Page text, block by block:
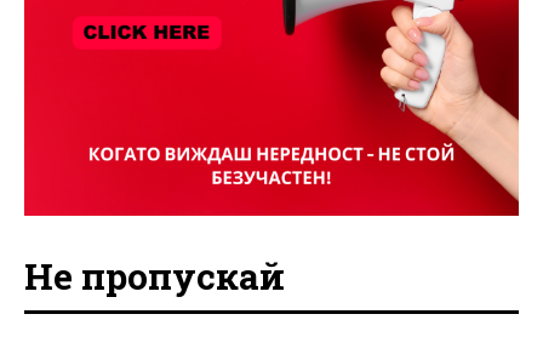
Не пропускай